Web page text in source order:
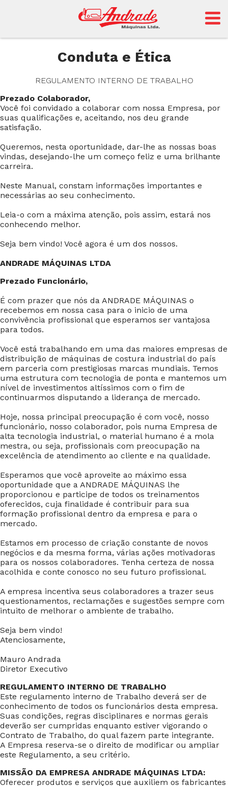
Andrade
Sansei
Conduta e Ética
REGULAMENTO INTERNO DE TRABALHO
Prezado Colaborador,
Você foi convidado a colaborar com nossa Empresa, por
suas qualificações e, aceitando, nos deu grande
satisfação.
Queremos, nesta oportunidade, dar-lhe as nossas boas
vindas, desejando-lhe um começo feliz e uma brilhante
carreira.
Neste Manual, constam informações importantes e
necessárias ao seu conhecimento.
Leia-o com a máxima atenção, pois assim, estará nos
conhecendo melhor.
Seja bem vindo! Você agora é um dos nossos.
ANDRADE MÁQUINAS LTDA
Prezado Funcionário,
É com prazer que nós da ANDRADE MÁQUINAS o
recebemos em nossa casa para o inicio de uma
convivência profissional que esperamos ser vantajosa
para todos.
Você está trabalhando em uma das maiores empresas de
distribuição de máquinas de costura industrial do país
em parceria com prestigiosas marcas mundiais. Temos
uma estrutura com tecnologia de ponta e mantemos um
nível de investimentos altíssimos com o fim de
continuarmos disputando a liderança de mercado.
Hoje, nossa principal preocupação é com você, nosso
funcionário, nosso colaborador, pois numa Empresa de
alta tecnologia industrial, o material humano é a mola
mestra, ou seja, profissionais com preocupação na
excelência de atendimento ao cliente e na qualidade.
Esperamos que você aproveite ao máximo essa
oportunidade que a ANDRADE MÁQUINAS lhe
proporcionou e participe de todos os treinamentos
oferecidos, cuja finalidade é contribuir para sua
formação profissional dentro da empresa e para o
mercado.
Estamos em processo de criação constante de novos
negócios e da mesma forma, várias ações motivadoras
para os nossos colaboradores. Tenha certeza de nossa
acolhida e conte conosco no seu futuro profissional.
A empresa incentiva seus colaboradores a trazer seus
questionamentos, reclamações e sugestões sempre com
intuito de melhorar o ambiente de trabalho.
Seja bem vindo!
Atenciosamente,
Mauro Andrada
Diretor Executivo
REGULAMENTO INTERNO DE TRABALHO
Este regulamento interno de Trabalho deverá ser de
conhecimento de todos os funcionários desta empresa.
Suas condições, regras disciplinares e normas gerais
deverão ser cumpridas enquanto estiver vigorando o
Contrato de Trabalho, do qual fazem parte integrante.
A Empresa reserva-se o direito de modificar ou ampliar
este Regulamento, a seu critério.
MISSÃO DA EMPRESA ANDRADE MÁQUINAS LTDA:
Oferecer produtos e serviços que auxiliem os fabricantes